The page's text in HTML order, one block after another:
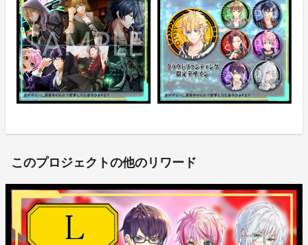
このプロジェクトの他のリワード